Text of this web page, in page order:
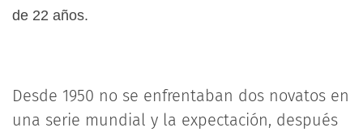
de 22 años.
Desde 1950 no se enfrentaban dos novatos en
una serie mundial y la expectación, después